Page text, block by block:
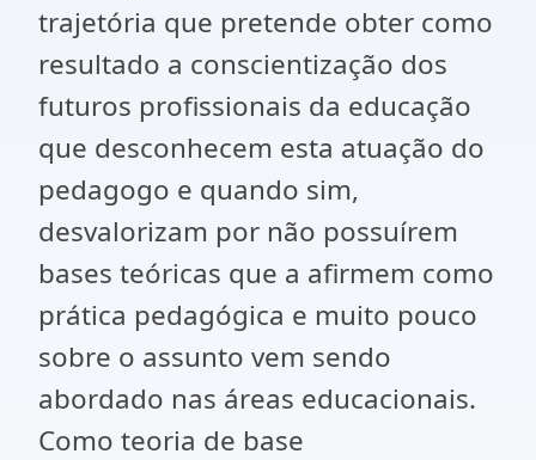
trajetória que pretende obter como
resultado a conscientização dos
futuros profissionais da educação
que desconhecem esta atuação do
pedagogo e quando sim,
desvalorizam por não possuírem
bases teóricas que a afirmem como
prática pedagógica e muito pouco
sobre o assunto vem sendo
abordado nas áreas educacionais.
Como teoria de base